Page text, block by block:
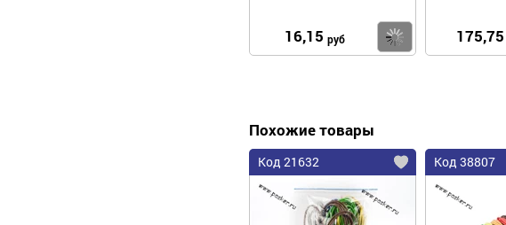
16,15 руб Купить175,75
Похожие товары
Код 21632 Код 38807